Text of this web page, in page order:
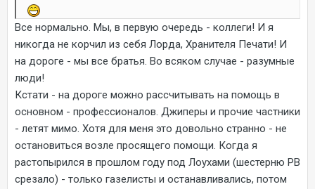
Все нормально. Мы, в первую очередь - коллеги! И я
никогда не корчил из себя Лорда, Хранителя Печати! И
на дороге - мы все братья. Во всяком случае - разумные
люди!
Кстати - на дороге можно рассчитывать на помощь в
основном - профессионалов. Джиперы и прочие частники
- летят мимо. Хотя для меня это довольно странно - не
остановиться возле просящего помощи. Когда я
растопырился в прошлом году под Лоухами (шестерню РВ
срезало) - только газелисты и останавливались, потом